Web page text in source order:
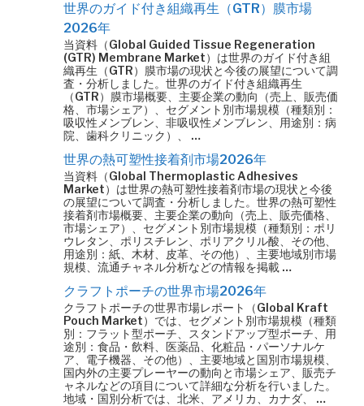
世界のガイド付き組織再生（GTR）膜市場
2026年
当資料（Global Guided Tissue Regeneration
(GTR) Membrane Market）は世界のガイド付き組
織再生（GTR）膜市場の現状と今後の展望について調
査・分析しました。世界のガイド付き組織再生
（GTR）膜市場概要、主要企業の動向（売上、販売価
格、市場シェア）、セグメント別市場規模（種類別：
吸収性メンブレン、非吸収性メンブレン、用途別：病
院、歯科クリニック）、 …
世界の熱可塑性接着剤市場2026年
当資料（Global Thermoplastic Adhesives
Market）は世界の熱可塑性接着剤市場の現状と今後
の展望について調査・分析しました。世界の熱可塑性
接着剤市場概要、主要企業の動向（売上、販売価格、
市場シェア）、セグメント別市場規模（種類別：ポリ
ウレタン、ポリスチレン、ポリアクリル酸、その他、
用途別：紙、木材、皮革、その他）、主要地域別市場
規模、流通チャネル分析などの情報を掲載 …
クラフトポーチの世界市場2026年
クラフトポーチの世界市場レポート（Global Kraft
Pouch Market）では、セグメント別市場規模（種類
別：フラット型ポーチ、スタンドアップ型ポーチ、用
途別：食品・飲料、医薬品、化粧品・パーソナルケ
ア、電子機器、その他）、主要地域と国別市場規模、
国内外の主要プレーヤーの動向と市場シェア、販売チ
ャネルなどの項目について詳細な分析を行いました。
地域・国別分析では、北米、アメリカ、カナダ、 …